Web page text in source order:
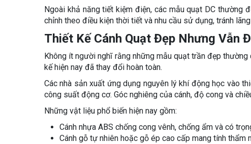
Ngoài khả năng tiết kiệm điện, các mẫu quạt DC
chỉnh theo điều kiện thời tiết và nhu cầu sử dụng, tránh
Thiết Kế Cánh Quạt Đẹp Nhưng Vẫn
Không ít người nghĩ rằng những mẫu quạt trần đẹp
kế hiện nay đã thay đổi hoàn toàn.
Các nhà sản xuất ứng dụng nguyên lý khí động học vào
công suất động cơ. Góc nghiêng của cánh, độ cong và
Những vật liệu phổ biến hiện nay gồm:
Cánh nhựa ABS chống cong vênh, chống ẩm và có
Cánh gỗ tự nhiên hoặc gỗ ép cao cấp mang tính thẩm